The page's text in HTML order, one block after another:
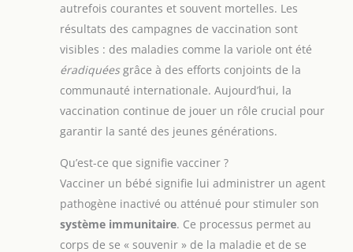
autrefois courantes et souvent mortelles. Les
résultats des campagnes de vaccination sont
visibles : des maladies comme la variole ont été
éradiquéesgrâce à des efforts conjoints de la
communauté internationale. Aujourd’hui, la
vaccination continue de jouer un rôle crucial pour
garantir la santé des jeunes générations.
Qu’est-ce que signifie vacciner ?
Vacciner un bébé signifie lui administrer un agent
pathogène inactivé ou atténué pour stimuler son
système immunitaire. Ce processus permet au
corps de se « souvenir » de la maladie et de se